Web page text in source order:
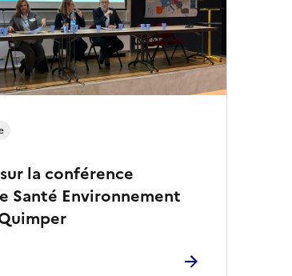
la conférence
Santé Environnement